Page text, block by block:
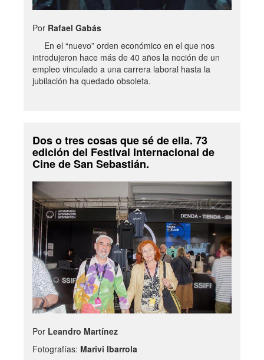
Por Rafael Gabás
En el “nuevo” orden económico en el que nos
introdujeron hace más de 40 años la noción de un
empleo vinculado a una carrera laboral hasta la
jubilación ha quedado obsoleta.
Dos o tres cosas que sé de ella. 73
edición del Festival Internacional de
Cine de San Sebastián.
Por Leandro Martínez
Fotografías: Marivi Ibarrola